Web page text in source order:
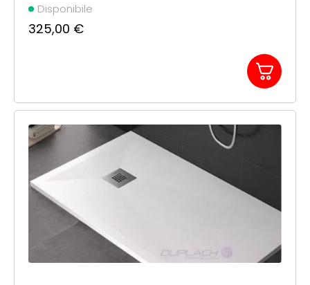
Disponibile
325,00 €